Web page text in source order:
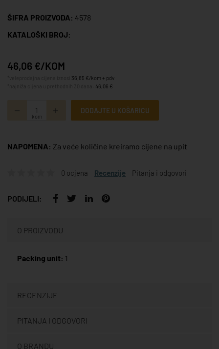
ŠIFRA PROIZVODA: 4578
KATALOŠKI BROJ:
46,06 €/KOM
36,85 €/kom + pdv
46,06 €
kom
DODAJTE U KOŠARICU
NAPOMENA: Za veće količine kreiramo cijene na upit
0 ocjena Recenzije Pitanja i odgovori
PODIJELI:
O PROIZVODU
Packing unit: 1
RECENZIJE
PITANJA I ODGOVORI
O BRANDU